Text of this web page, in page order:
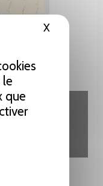
le
que
XMasquer